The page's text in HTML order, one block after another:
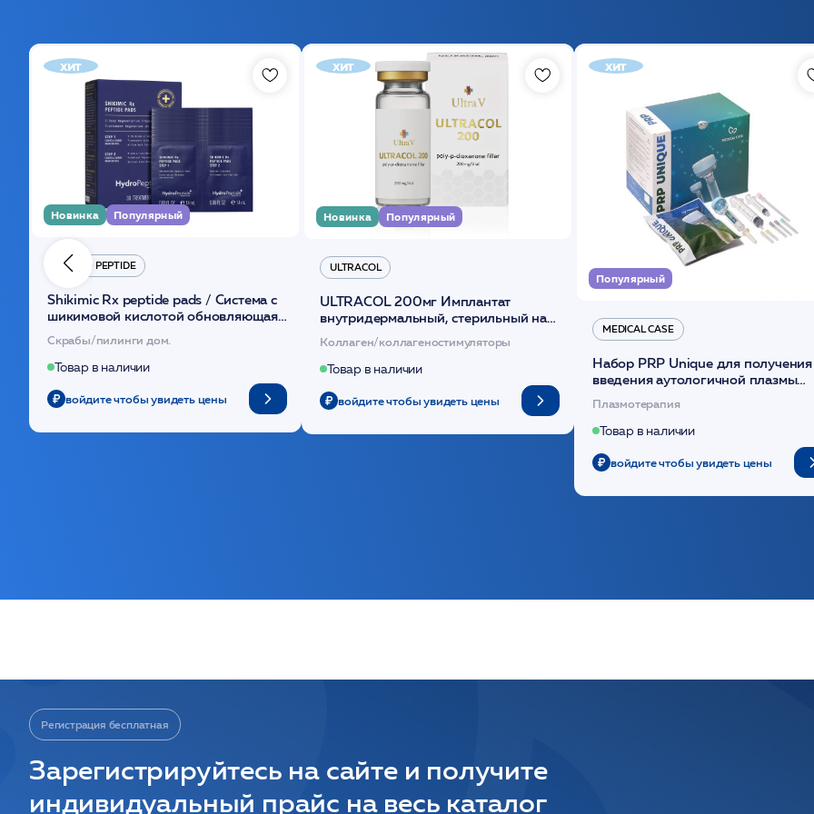
хит
Новинка Популярный
HYDRO PEPTIDE
Shikimic Rx peptide pads / Cистема с
шикимовой кислотой обновляющая
(30шт) /HP
Скрабы/пилинги дом.
Товар в наличии
войдите чтобы увидеть цены
хит
Новинка Популярный
ULTRACOL
ULTRACOL 200мг Имплантат
внутридермальный, стерильный на
основе полидиоксанона /ULTRACOL
Коллаген/коллагеностимуляторы
Товар в наличии
войдите чтобы увидеть цены
хит
Популярный
MEDICAL CASE
Набор PRP Unique для
введения аутологичной плазмы
(саше 1шт)/Medical Case
Плазмотерапия
Товар в наличии
войдите чтобы увидеть цены
Регистрация бесплатная
Зарегистрируйтесь на сайте и получите
индивидуальный прайс на весь каталог